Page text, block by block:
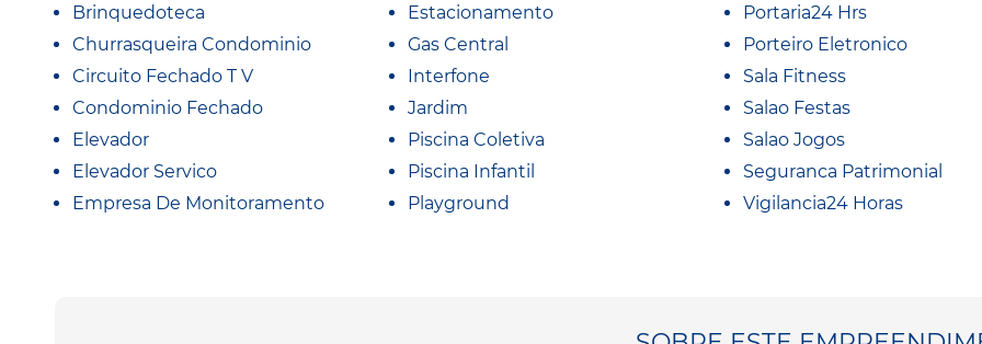
Brinquedoteca
Churrasqueira Condominio
Circuito Fechado T V
Condominio Fechado
Elevador
Elevador Servico
Empresa De Monitoramento
Estacionamento
Gas Central
Interfone
Jardim
Piscina Coletiva
Piscina Infantil
Playground
Portaria24 Hrs
Porteiro Eletronico
Sala Fitness
Salao Festas
Salao Jogos
Seguranca Patrimonial
Vigilancia24 Horas